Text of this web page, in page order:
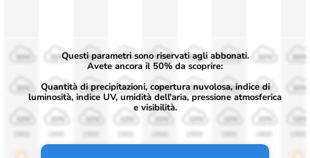
50%
30%
10%
50%
30%
50%
30%
10%
50%
30%
50%
30%
10%
50%
30%
50%
30%
10%
Questi parametri sono riservati agli abbonati.
Avete ancora il 50% da scoprire:
Quantità di precipitazioni, copertura nuvolosa, indice di
luminosità, indice UV, umidità dell'aria, pressione atmosferica
e visibilità.